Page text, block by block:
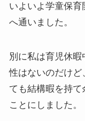
いよいよ学童保
へ通いました。
別に私は育児休
性はないのだけ
ても結構暇を持て
ことにしました。